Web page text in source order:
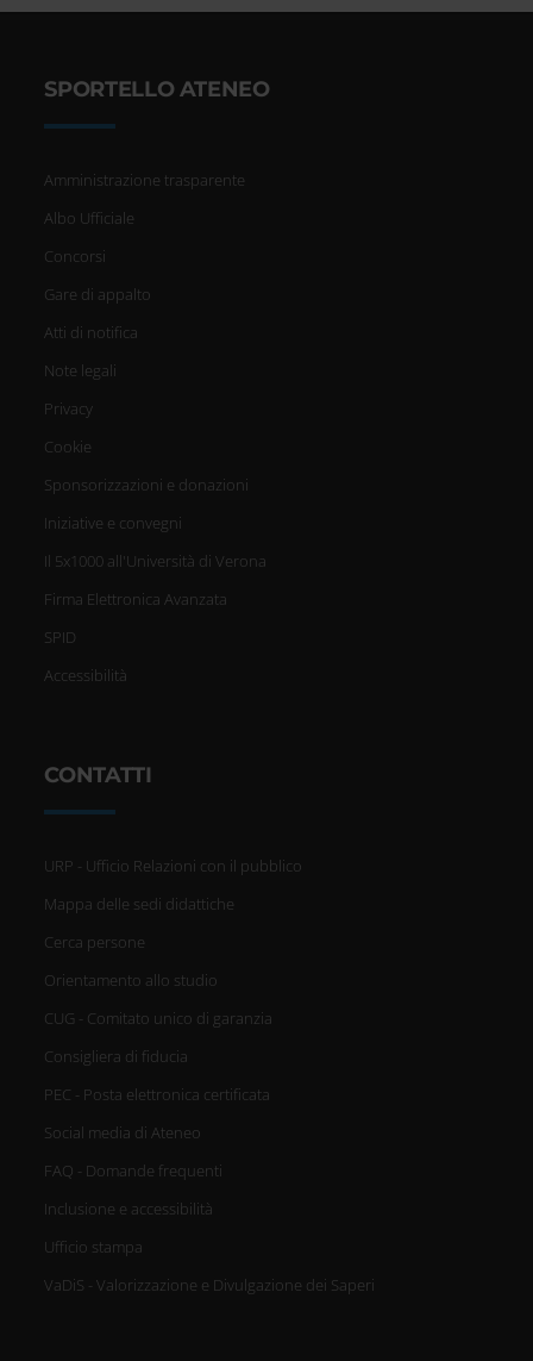
SPORTELLO ATENEO
Amministrazione trasparente
Albo Ufficiale
Concorsi
Gare di appalto
Atti di notifica
Note legali
Privacy
Cookie
Sponsorizzazioni e donazioni
Iniziative e convegni
Il 5x1000 all'Università di Verona
Firma Elettronica Avanzata
SPID
Accessibilità
CONTATTI
URP - Ufficio Relazioni con il pubblico
Mappa delle sedi didattiche
Cerca persone
Orientamento allo studio
CUG - Comitato unico di garanzia
Consigliera di fiducia
PEC - Posta elettronica certificata
Social media di Ateneo
FAQ - Domande frequenti
Inclusione e accessibilità
Ufficio stampa
VaDiS - Valorizzazione e Divulgazione dei Saperi